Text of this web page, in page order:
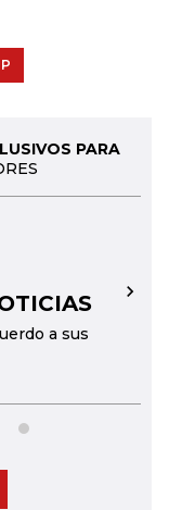
PARA
a sus
→